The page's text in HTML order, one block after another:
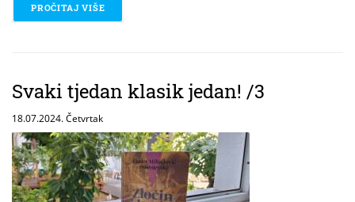
PROČITAJ VIŠE
Svaki tjedan klasik jedan! /3
18.07.2024. Četvrtak